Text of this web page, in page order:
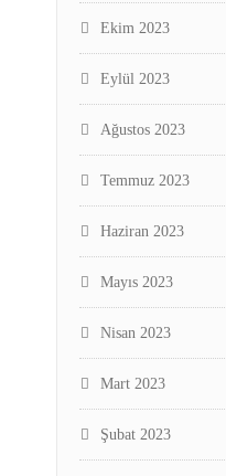
Ekim 2023
Eylül 2023
Ağustos 2023
Temmuz 2023
Haziran 2023
Mayıs 2023
Nisan 2023
Mart 2023
Şubat 2023